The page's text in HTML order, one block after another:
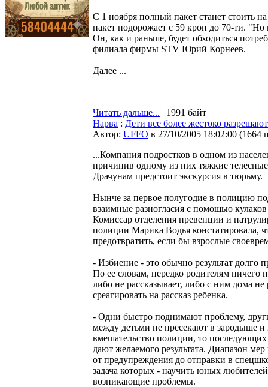
С 1 ноября полный пакет станет стоить
пакет подорожает с 59 крон до 70-ти. "Но
Он, как и раньше, будет обходиться
филиала фирмы STV Юрий Корнеев.
Далее ...
Читать дальше... | 1991 байт
Нарва : Дети все более жестоко
Автор: UFFO в 27/10/2005 18:02:00 (1664
...Компания подростков в одном из
причинив одному из них тяжкие
Драчунам предстоит экскурсия в тюрьму.
Нынче за первое полугодие в полицию
взаимные разногласия с помощью
Комиссар отделения превенции и
полиции Марика Водья констатировала,
предотвратить, если бы взрослые
- Избиение - это обычно результат долго
По ее словам, нередко родителям ничего
либо не рассказывает, либо с ним дома
среагировать на рассказ ребенка.
- Одни быстро поднимают проблему,
между детьми не пресекают в зародыше и
вмешательство полиции, то
дают желаемого результата. Диапазон
от предупреждения до отправки в
задача которых - научить юных
возникающие проблемы.